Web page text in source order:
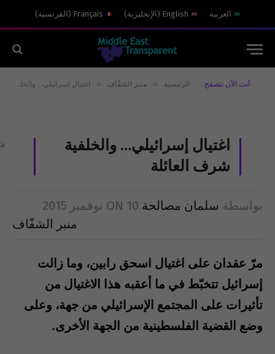
العربية English
( الإنجليزية)
Français
( الفرنسية)
أنت الآن تتصفح: الرئيسية » منبر الشفّاف » اغتيال إسرائيلي… والخلفية شرف العائلة
اغتيال إسرائيلي… والخلفية
شرف العائلة
بواسطة سلمان مصالحة ON 10 نوفمبر 2015
منبر الشفّاف
مرّ عقدان على اغتيال اسحق رابين، وما زالت
إسرائيل تتخبّط في ما أعقبه هذا الاغتيال من
تأثيرات على المجتمع الإسرائيلي من جهة، وعلى
وضع القضية الفلسطينية من الجهة الأخرى.